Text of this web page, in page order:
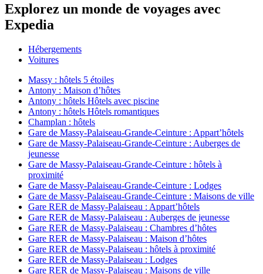
Explorez un monde de voyages avec
Expedia
Hébergements
Voitures
Massy : hôtels 5 étoiles
Antony : Maison d’hôtes
Antony : hôtels Hôtels avec piscine
Antony : hôtels Hôtels romantiques
Champlan : hôtels
Gare de Massy-Palaiseau-Grande-Ceinture : Appart’hôtels
Gare de Massy-Palaiseau-Grande-Ceinture : Auberges de
jeunesse
Gare de Massy-Palaiseau-Grande-Ceinture : hôtels à
proximité
Gare de Massy-Palaiseau-Grande-Ceinture : Lodges
Gare de Massy-Palaiseau-Grande-Ceinture : Maisons de ville
Gare RER de Massy-Palaiseau : Appart’hôtels
Gare RER de Massy-Palaiseau : Auberges de jeunesse
Gare RER de Massy-Palaiseau : Chambres d’hôtes
Gare RER de Massy-Palaiseau : Maison d’hôtes
Gare RER de Massy-Palaiseau : hôtels à proximité
Gare RER de Massy-Palaiseau : Lodges
Gare RER de Massy-Palaiseau : Maisons de ville